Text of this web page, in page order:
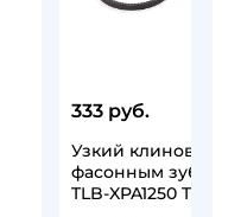
333 руб.
Узкий клиновой
фасонным зубом
TLB-XPA1250 TITAN…